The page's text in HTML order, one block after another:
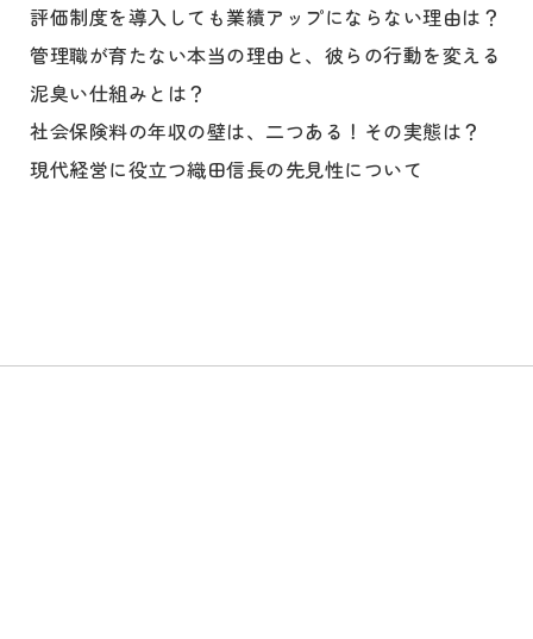
評価制度を導入しても業績アップにならない理由は？
管理職が育たない本当の理由と、彼らの行動を変える
泥臭い仕組みとは？
社会保険料の年収の壁は、二つある！その実態は？
現代経営に役立つ織田信長の先見性について